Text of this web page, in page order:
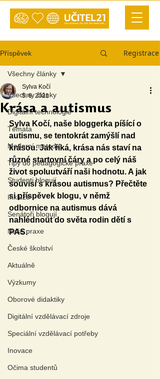
Příspěvek Registrace
Všechny články
Digitální technologie
Témata
Moderní metody
Tipy do pedagogické praxe
Studenti blogují
Inkluze
Senátoři blogují
Naše praxe
České školství
Aktuálně
Výzkumy
Oborové didaktiky
Digitální vzdělávací zdroje
Speciální vzdělávací potřeby
Inovace
Očima studentů
Všechny články
Krása a autismus
Sylva Kočí
5. 6. 2021
Sylva Kočí, naše bloggerka píšící o
autismu, se tentokrát zamýšlí nad
krásou. Jak říká, krása nás staví na
různé startovní čáry a po celý náš
život spoluutváří naši hodnotu. A jak
souvisí s krásou autismus? Přečtěte
si příspěvek blogu, v němž
odbornice na autismus dává
nahlédnout do světa rodin dětí s
PAS.